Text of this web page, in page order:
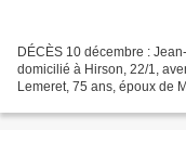
DÉCÈS 10 décembre :
domicilié à Hirson, 22/1,
Lemeret, 75 ans, époux de